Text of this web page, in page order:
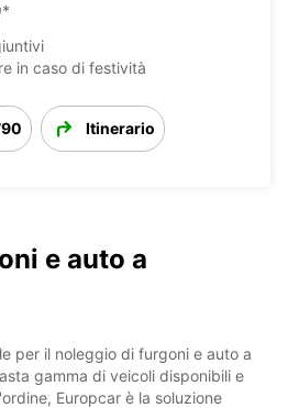
in caso di festività
Itinerario
e auto a
per il noleggio di furgoni e auto a
gamma di veicoli disponibili e
Europcar è la soluzione